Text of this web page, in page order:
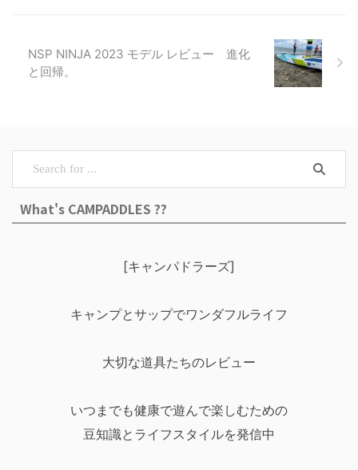
NSP NINJA 2023 モデル レビュー 進化
と回帰。
What's CAMPADDLES ??
[キャンパドラーズ]
キャンプとサップでワンダフルライフ
大切な道具たちのレビュー
いつまでも健康で遊んで楽しむための
豆知識とライフスタイルを発信中